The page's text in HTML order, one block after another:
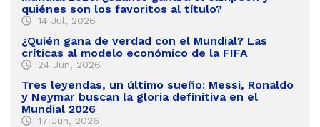
quiénes son los favoritos al título?
14 Jul, 2026
¿Quién gana de verdad con el Mundial? Las
críticas al modelo económico de la FIFA
24 Jun, 2026
Tres leyendas, un último sueño: Messi, Ronaldo
y Neymar buscan la gloria definitiva en el
Mundial 2026
17 Jun, 2026